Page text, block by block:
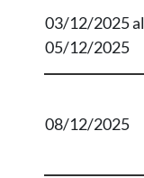
03/12/2025 al
05/12/2025
08/12/2025